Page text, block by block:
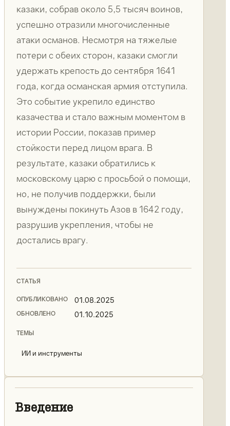
казаки, собрав около 5,5 тысяч воинов,
успешно отразили многочисленные
атаки османов. Несмотря на тяжелые
потери с обеих сторон, казаки смогли
удержать крепость до сентября 1641
года, когда османская армия отступила.
Это событие укрепило единство
казачества и стало важным моментом в
истории России, показав пример
стойкости перед лицом врага. В
результате, казаки обратились к
московскому царю с просьбой о помощи,
но, не получив поддержки, были
вынуждены покинуть Азов в 1642 году,
разрушив укрепления, чтобы не
достались врагу.
СТАТЬЯ
ОПУБЛИКОВАНО 01.08.2025
ОБНОВЛЕНО 01.10.2025
ТЕМЫ
ИИ и инструменты
Введение